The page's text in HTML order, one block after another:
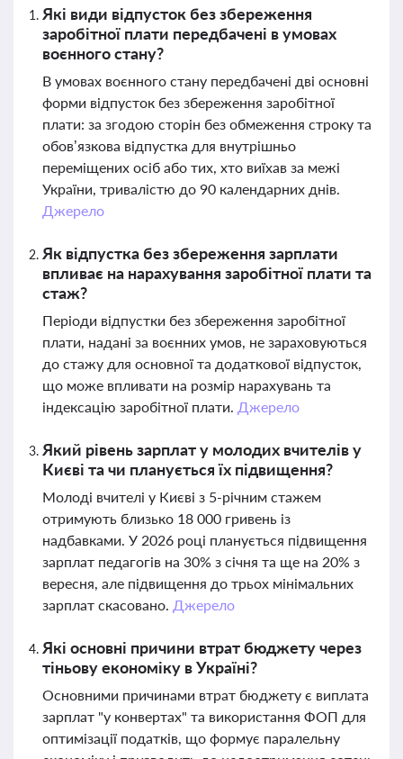
Які види відпусток без збереження
заробітної плати передбачені в умовах
воєнного стану?
В умовах воєнного стану передбачені дві основні
форми відпусток без збереження заробітної
плати: за згодою сторін без обмеження строку та
обов’язкова відпустка для внутрішньо
переміщених осіб або тих, хто виїхав за межі
України, тривалістю до 90 календарних днів.
Джерело
Як відпустка без збереження зарплати
впливає на нарахування заробітної плати та
стаж?
Періоди відпустки без збереження заробітної
плати, надані за воєнних умов, не зараховуються
до стажу для основної та додаткової відпусток,
що може впливати на розмір нарахувань та
індексацію заробітної плати. Джерело
Який рівень зарплат у молодих вчителів у
Києві та чи планується їх підвищення?
Молоді вчителі у Києві з 5-річним стажем
отримують близько 18 000 гривень із
надбавками. У 2026 році планується підвищення
зарплат педагогів на 30% з січня та ще на 20% з
вересня, але підвищення до трьох мінімальних
зарплат скасовано. Джерело
Які основні причини втрат бюджету через
тіньову економіку в Україні?
Основними причинами втрат бюджету є виплата
зарплат "у конвертах" та використання ФОП для
оптимізації податків, що формує паралельну